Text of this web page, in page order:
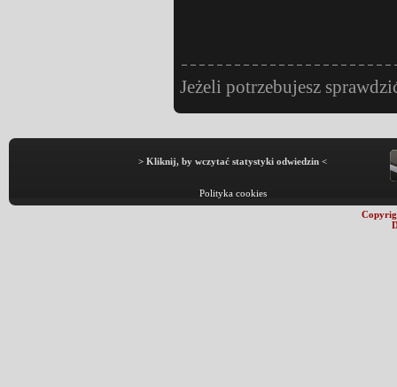
Jeżeli potrzebujesz
> Kliknij, by wczytać statystyki odwiedzin <
Polityka cookies